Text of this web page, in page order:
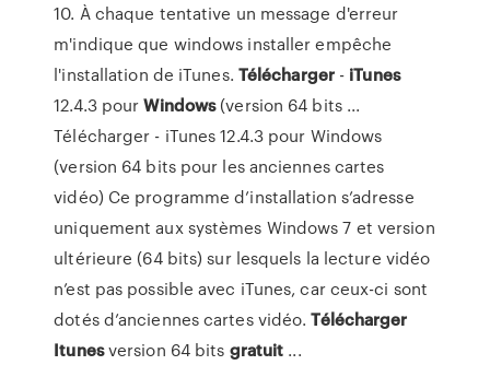
10. À chaque tentative un message d'erreur
m'indique que windows installer empêche
l'installation de iTunes. Télécharger- iTunes
12.4.3 pourWindows(version 64 bits ...
Télécharger - iTunes 12.4.3 pour Windows
(version 64 bits pour les anciennes cartes
vidéo) Ce programme d’installation s’adresse
uniquement aux systèmes Windows 7 et version
ultérieure (64 bits) sur lesquels la lecture vidéo
n’est pas possible avec iTunes, car ceux-ci sont
dotés d’anciennes cartes vidéo.Télécharger
Itunesversion 64 bits gratuit ...